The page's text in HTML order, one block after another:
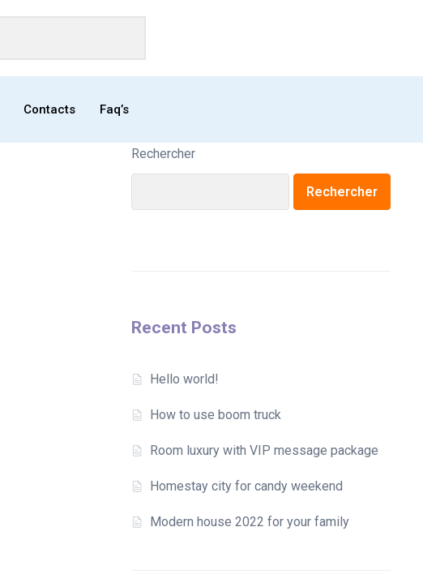
Contacts Faq’s
Rechercher
Rechercher
Recent Posts
Hello world!
How to use boom truck
Room luxury with VIP message package
Homestay city for candy weekend
Modern house 2022 for your family